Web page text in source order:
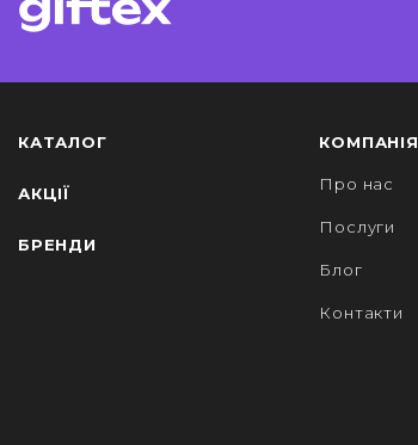
КАТАЛОГ
АКЦІЇ
БРЕНДИ
КОМПАНІЯ
Про нас
Послуги
Блог
Контакти